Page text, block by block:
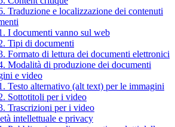
Traduzione e localizzazione dei contenuti
I documenti vanno sul web
Tipi di documenti
Formato di lettura dei documenti elettronici
Modalità di produzione dei documenti
e video
Testo alternativo (alt text) per le immagini
Sottotitoli per i video
Trascrizioni per i video
intellettuale e privacy